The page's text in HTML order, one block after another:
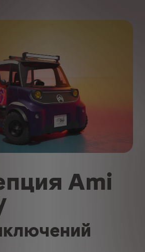
Ami